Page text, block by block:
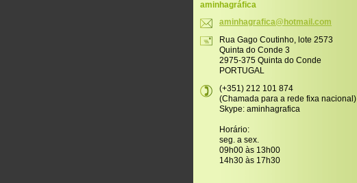
aminhagráfica
aminhagrafica@hotmail.com
Rua Gago Coutinho, lote 2573
Quinta do Conde 3
2975-375 Quinta do Conde
PORTUGAL
(+351) 212 101 874
(Chamada para a rede fixa nacional)
Skype: aminhagrafica
Horário:
seg. a sex.
09h00 às 13h00
14h30 às 17h30